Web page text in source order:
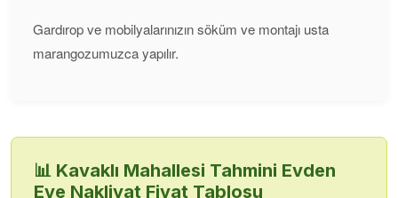
Gardırop ve mobilyalarınızın söküm ve montajı usta
marangozumuzca yapılır.
📊 Kavaklı Mahallesi Tahmini Evden
Eve Nakliyat Fiyat Tablosu